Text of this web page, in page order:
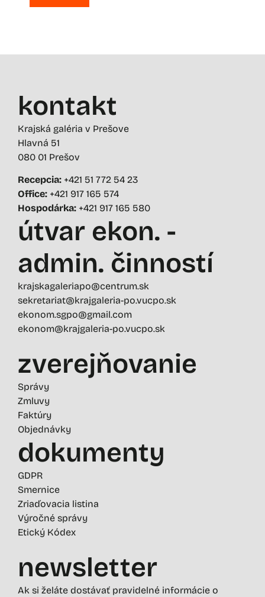
kontakt
Krajská galéria v Prešove
Hlavná 51
080 01 Prešov
Recepcia: +421 51 772 54 23
Office: +421 917 165 574
Hospodárka: +421 917 165 580
útvar ekon. -
admin. činností
krajskagaleriapo@centrum.sk
sekretariat@krajgaleria-po.vucpo.sk
ekonom.sgpo@gmail.com
ekonom@krajgaleria-po.vucpo.sk
zverejňovanie
Správy
Zmluvy
Faktúry
Objednávky
dokumenty
GDPR
Smernice
Zriaďovacia listina
Výročné správy
Etický Kódex
newsletter
Ak si želáte dostávať pravidelné informácie o